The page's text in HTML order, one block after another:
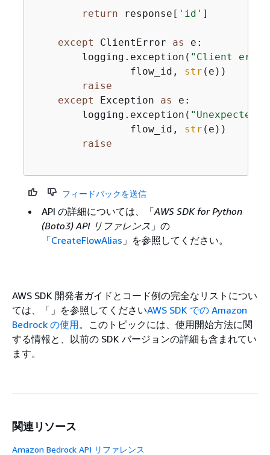
return response[ 'id' ]
except ClientError as e:
        logging.exception(
"Client
                flow_id,
str (e))
raise
except Exception as e:
        logging.exception(
                flow_id,
str (e))
raise
フィードバックを送信
API の詳細については、「AWS SDK for Python
(Boto3) API リファレンス 」の
「CreateFlowAlias 」を参照してください。
AWS SDK 開発者ガイドとコード例の完全なリストについ
ては、「」を参照してくださいAWS SDK での Amazon
Bedrock の使用。このトピックには、使用開始方法に関
する情報と、以前の SDK バージョンの詳細も含まれてい
ます。
関連リソース
Amazon Bedrock API リファレンス